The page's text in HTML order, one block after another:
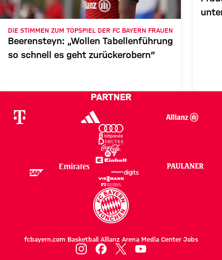
FRAUEN
Zum Spielbericht
DIE STIMMEN ZUM TOPSPIEL DER FC BAYERN FRAUEN
Beerensteyn: „Wollen Tabellenführung
so schnell es geht zurückerobern“
PARTNER
fcbayern.com Basketball Allianz Arena Media Center Jobs